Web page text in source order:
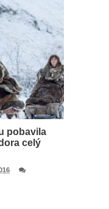
pobavila
celý